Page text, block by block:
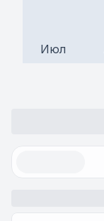
Июл